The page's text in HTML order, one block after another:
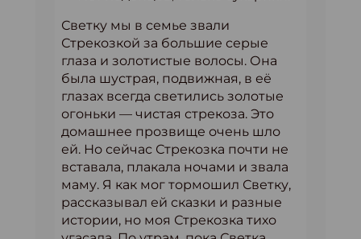
Светку мы в семье звали
Стрекозкой за большие серые
глаза и золотистые волосы. Она
была шустрая, подвижная, в её
глазах всегда светились золотые
огоньки — чистая стрекоза. Это
домашнее прозвище очень шло
ей. Но сейчас Стрекозка почти не
вставала, плакала ночами и звала
маму. Я как мог тормошил Светку,
рассказывал ей сказки и разные
истории, но моя Стрекозка тихо